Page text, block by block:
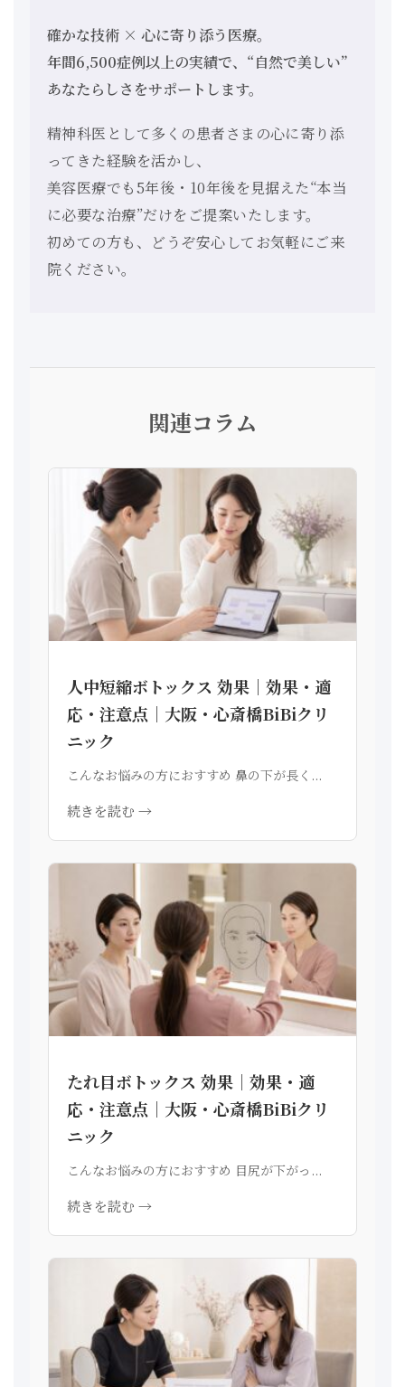
確かな技術 × 心に寄り添う医療。
年間6,500症例以上の実績で、“自然で美しい”
あなたらしさをサポートします。
精神科医として多くの患者さまの心に寄り添
ってきた経験を活かし、
美容医療でも5年後・10年後を見据えた“本当
に必要な治療”だけをご提案いたします。
初めての方も、どうぞ安心してお気軽にご来
院ください。
関連コラム
人中短縮ボトックス 効果｜効果・適
応・注意点｜大阪・心斎橋BiBiクリ
ニック
こんなお悩みの方におすすめ 鼻の下が長く...
続きを読む →
たれ目ボトックス 効果｜効果・適
応・注意点｜大阪・心斎橋BiBiクリ
ニック
こんなお悩みの方におすすめ 目尻が下がっ...
続きを読む →